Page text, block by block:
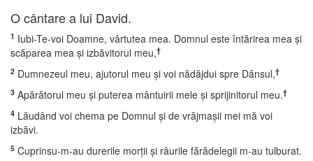
O cântare a lui David.
1 Iubi-Te-voi Doamne, vârtutea mea. Domnul este întărirea mea şi
scăparea mea şi izbăvitorul meu,†
2 Dumnezeul meu, ajutorul meu şi voi nădăjdui spre Dânsul,†
3 Apărătorul meu şi puterea mântuirii mele şi sprijinitorul meu.†
4 Lăudând voi chema pe Domnul şi de vrăjmaşii mei mă voi
izbăvi.
5 Cuprinsu-m-au durerile morţii şi râurile fărădelegii m-au tulburat.